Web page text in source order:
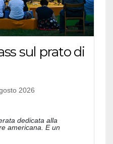
sul prato di
2026
dedicata alla
americana. E un